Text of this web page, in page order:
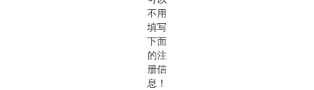
不用
填写
下面
的注
册信
息！